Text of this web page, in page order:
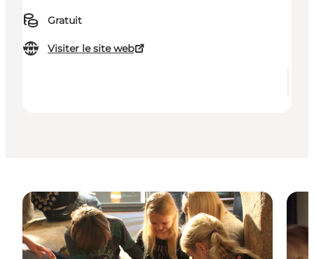
Gratuit
Visiter le site web